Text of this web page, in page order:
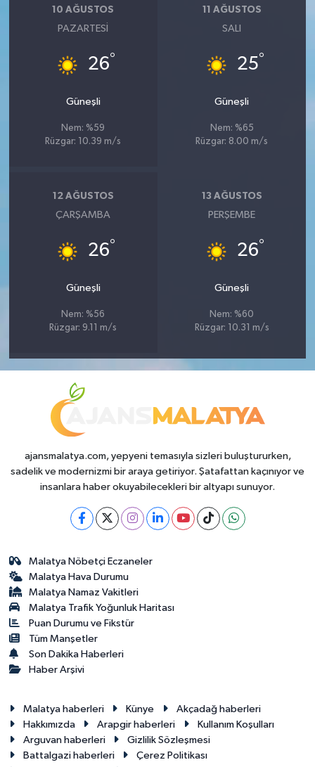
10 AĞUSTOS
PAZARTESI
26°
Güneşli
Nem: %59
Rüzgar: 10.39 m/s
11 AĞUSTOS
SALI
25°
Güneşli
Nem: %65
Rüzgar: 8.00 m/s
12 AĞUSTOS
ÇARŞAMBA
26°
Güneşli
Nem: %56
Rüzgar: 9.11 m/s
13 AĞUSTOS
PERŞEMBE
26°
Güneşli
Nem: %60
Rüzgar: 10.31 m/s
ajansmalatya.com, yepyeni temasıyla sizleri buluştururken,
sadelik ve modernizmi bir araya getiriyor. Şatafattan kaçınıyor ve
insanlara haber okuyabilecekleri bir altyapı sunuyor.
Malatya Nöbetçi Eczaneler
Malatya Hava Durumu
Malatya Namaz Vakitleri
Malatya Trafik Yoğunluk Haritası
Puan Durumu ve Fikstür
Tüm Manşetler
Son Dakika Haberleri
Haber Arşivi
Malatya haberleri Künye
Akçadağ haberleri
Hakkımızda
Arapgir haberleri
Kullanım Koşulları
Arguvan haberleri
Gizlilik Sözleşmesi
Battalgazi haberleri
Çerez Politikası